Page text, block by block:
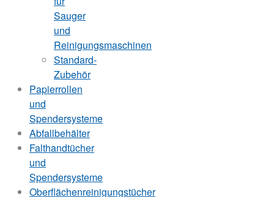
Sauger
und
Reinigungsmaschinen
Standard-
Zubehör
Papierrollen
und
Spendersysteme
Abfallbehälter
Falthandtücher
und
Spendersysteme
Oberflächenreinigungstücher